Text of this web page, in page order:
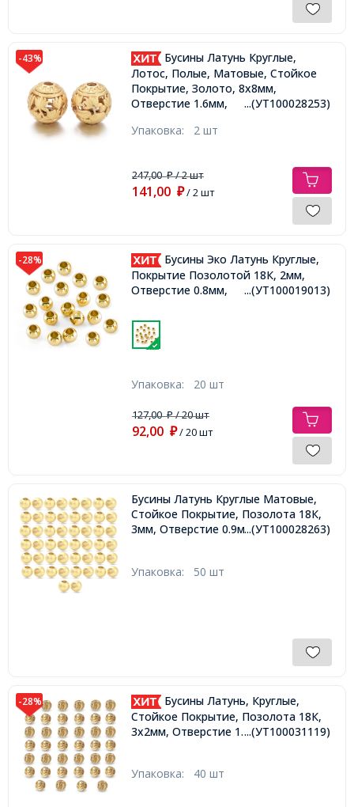
-43%
Бусины Латунь Круглые,
Лотос, Полые, Матовые, Стойкое
Покрытие, Золото, 8х8мм,
Отверстие 1.6мм,
...(УТ100028253)
Упаковка: 2 шт
247,00₽/ 2 шт
141,00 ₽/ 2 шт
-28%
Бусины Эко Латунь Круглые,
Покрытие Позолотой 18К, 2мм,
Отверстие 0.8мм,
...(УТ100019013)
Упаковка: 20 шт
127,00₽/ 20 шт
92,00 ₽/ 20 шт
Бусины Латунь Круглые Матовые,
Стойкое Покрытие, Позолота 18К,
3мм, Отверстие 0.9мм,...(УТ100028263)
Упаковка: 50 шт
-28%
Бусины Латунь, Круглые,
Стойкое Покрытие, Позолота 18К,
3х2мм, Отверстие 1.2мм,...(УТ100031119)
Упаковка: 40 шт